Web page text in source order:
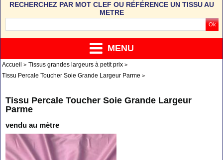
MENU
RECHERCHEZ PAR MOT CLEF OU RÉFÉRENCE UN TISSU AU
METRE
Accueil
Tissus grandes largeurs à petit prix
Tissu Percale Toucher Soie Grande Largeur Parme
Tissu Percale Toucher Soie Grande Largeur
Parme
vendu au mètre